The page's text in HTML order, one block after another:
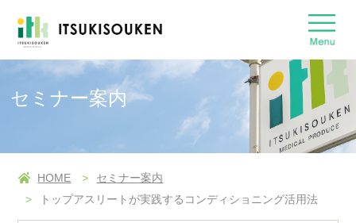
セミナー案内
HOME
セミナー案内
トップアスリートが実践するコンディショニング活用法